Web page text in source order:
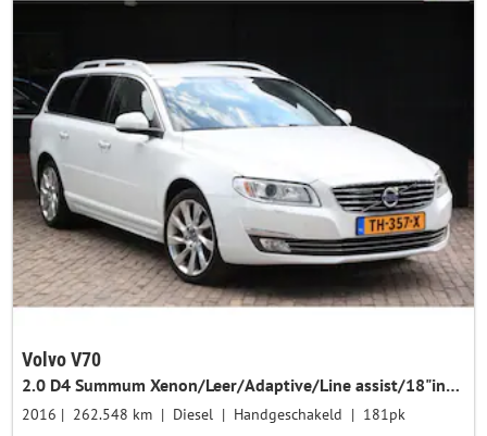
Volvo V70
2.0 D4 Summum Xenon/Leer/Adaptive/Line assist/18"inch lmv
2016 262.548 km Diesel Handgeschakeld 181pk